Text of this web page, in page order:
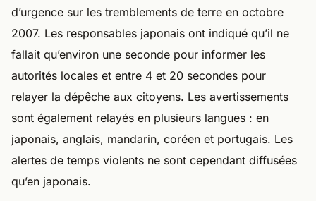
d’urgence sur les tremblements de terre en octobre
2007. Les responsables japonais ont indiqué qu’il ne
fallait qu’environ une seconde pour informer les
autorités locales et entre 4 et 20 secondes pour
relayer la dépêche aux citoyens. Les avertissements
sont également relayés en plusieurs langues : en
japonais, anglais, mandarin, coréen et portugais. Les
alertes de temps violents ne sont cependant diffusées
qu’en japonais.